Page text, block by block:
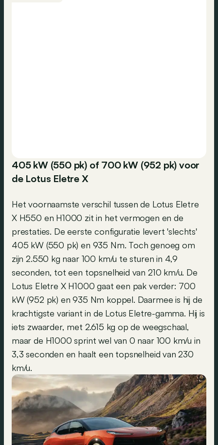
405 kW (550 pk) of 700 kW (952 pk) voor
de Lotus Eletre X
Het voornaamste verschil tussen de Lotus Eletre
X H550 en H1000 zit in het vermogen en de
prestaties. De eerste configuratie levert 'slechts'
405 kW (550 pk) en 935 Nm. Toch genoeg om
zijn 2.550 kg naar 100 km/u te sturen in 4,9
seconden, tot een topsnelheid van 210 km/u. De
Lotus Eletre X H1000 gaat een pak verder: 700
kW (952 pk) en 935 Nm koppel. Daarmee is hij de
krachtigste variant in de Lotus Eletre-gamma. Hij is
iets zwaarder, met 2.615 kg op de weegschaal,
maar de H1000 sprint wel van 0 naar 100 km/u in
3,3 seconden en haalt een topsnelheid van 230
km/u.